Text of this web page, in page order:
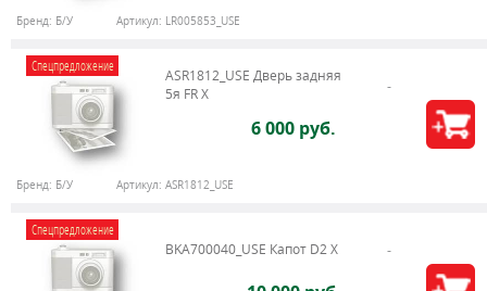
Бренд: Б/У Артикул: LR005853_USE
Спецпредложение
ASR1812_USE Дверь задняя
5я FR X
6 000 руб.
Бренд: Б/У Артикул: ASR1812_USE
Спецпредложение
BKA700040_USE Капот D2 X